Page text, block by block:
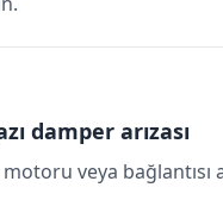
damper arızası
veya bağlantısı